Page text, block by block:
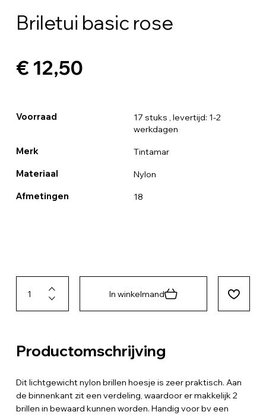
Briletui basic rose
€ 12,50
Voorraad 17 stuks , levertijd: 1-2
werkdagen
Merk Tintamar
Materiaal Nylon
Afmetingen 18
In winkelmand
Productomschrijving
Dit lichtgewicht nylon brillen hoesje is zeer praktisch. Aan
de binnenkant zit een verdeling, waardoor er makkelijk 2
brillen in bewaard kunnen worden. Handig voor bv een